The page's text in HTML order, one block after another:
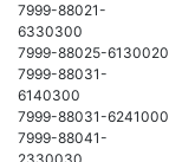
7999-88021-
6330300
7999-88025-6130020
7999-88031-
6140300
7999-88031-6241000
7999-88041-